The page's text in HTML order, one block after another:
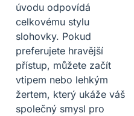
úvodu odpovídá
celkovému stylu
slohovky. Pokud
preferujete hravější
přístup, můžete začít
vtipem nebo lehkým
žertem, který ukáže váš
společný smysl pro